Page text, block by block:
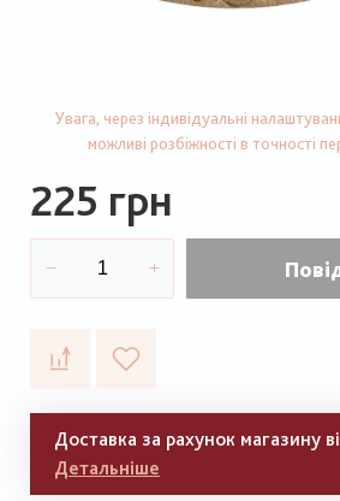
Увага, через індивідуальні
можливі розбіжності в точності
225 грн
Доставка за рахунок магазину
Детальніше